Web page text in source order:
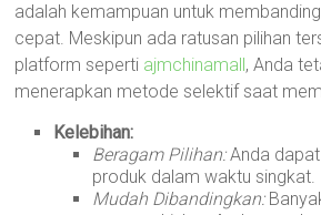
adalah kemampuan untuk
cepat. Meskipun ada ratusan pilihan
platform seperti ajmchinamall, Anda
menerapkan metode selektif saat
Kelebihan:
Beragam Pilihan:Anda dapat
produk dalam waktu singkat.
Mudah Dibandingkan: